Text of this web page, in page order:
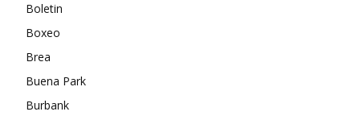
Boletin
Boxeo
Brea
Buena Park
Burbank